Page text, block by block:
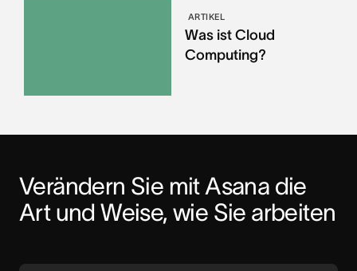
ARTIKEL
Was ist Cloud
Computing?
Verändern Sie mit Asana die
Art und Weise, wie Sie arbeiten